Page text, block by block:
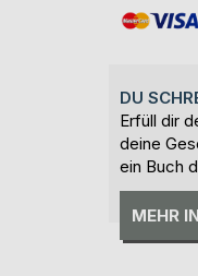
DU
Erfüll dir
deine
ein Buch
MEHR